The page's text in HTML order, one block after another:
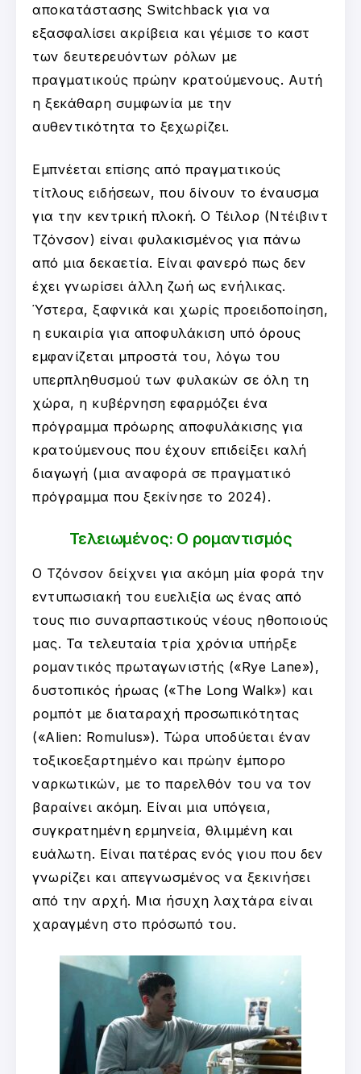
αποκατάστασης Switchback για να
εξασφαλίσει ακρίβεια και γέμισε το καστ
των δευτερευόντων ρόλων με
πραγματικούς πρώην κρατούμενους. Αυτή
η ξεκάθαρη συμφωνία με την
αυθεντικότητα το ξεχωρίζει.
Εμπνέεται επίσης από πραγματικούς
τίτλους ειδήσεων, που δίνουν το έναυσμα
για την κεντρική πλοκή. Ο Τέιλορ (Ντέιβιντ
Τζόνσον) είναι φυλακισμένος για πάνω
από μια δεκαετία. Είναι φανερό πως δεν
έχει γνωρίσει άλλη ζωή ως ενήλικας.
Ύστερα, ξαφνικά και χωρίς προειδοποίηση,
η ευκαιρία για αποφυλάκιση υπό όρους
εμφανίζεται μπροστά του, λόγω του
υπερπληθυσμού των φυλακών σε όλη τη
χώρα, η κυβέρνηση εφαρμόζει ένα
πρόγραμμα πρόωρης αποφυλάκισης για
κρατούμενους που έχουν επιδείξει καλή
διαγωγή (μια αναφορά σε πραγματικό
πρόγραμμα που ξεκίνησε το 2024).
Τελειωμένος: Ο ρομαντισμός
Ο Τζόνσον δείχνει για ακόμη μία φορά την
εντυπωσιακή του ευελιξία ως ένας από
τους πιο συναρπαστικούς νέους ηθοποιούς
μας. Τα τελευταία τρία χρόνια υπήρξε
ρομαντικός πρωταγωνιστής («Rye Lane»),
δυστοπικός ήρωας («The Long Walk») και
ρομπότ με διαταραχή προσωπικότητας
(«Alien: Romulus»). Τώρα υποδύεται έναν
τοξικοεξαρτημένο και πρώην έμπορο
ναρκωτικών, με το παρελθόν του να τον
βαραίνει ακόμη. Είναι μια υπόγεια,
συγκρατημένη ερμηνεία, θλιμμένη και
ευάλωτη. Είναι πατέρας ενός γιου που δεν
γνωρίζει και απεγνωσμένος να ξεκινήσει
από την αρχή. Μια ήσυχη λαχτάρα είναι
χαραγμένη στο πρόσωπό του.